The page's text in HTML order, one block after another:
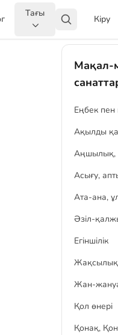
Тағы
Кіру
Мақал-
Eңбек пен
Ақылды
Аңшылық,
Асығу,
Ата-ана,
Әзіл-
Егіншілік
Жан-
Қол өнері
Қонақ,